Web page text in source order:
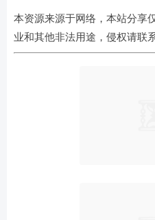
本资源来源于网络，本站分享
业和其他非法用途，侵权请联系